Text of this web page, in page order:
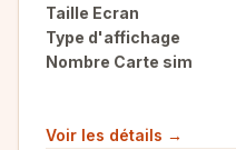
Taille
Type
Nombre
Voir les détails →